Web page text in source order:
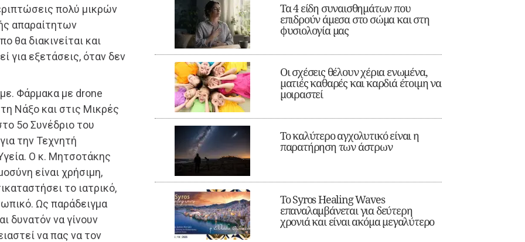
πολύ μικρών
απαραίτητων
θα διακινείται και
για εξετάσεις, όταν δεν
Φάρμακα με drone
Νάξο και στις Μικρές
5ο Συνέδριο του
την Τεχνητή
Ο κ. Μητσοτάκης
είναι χρήσιμη,
το ιατρικό,
Ως παράδειγμα
δυνατόν να γίνουν
να πας να τον
Τα 4 είδη συναισθημάτων που
επιδρούν άμεσα στο σώμα και στη
φυσιολογία μας
Οι σχέσεις θέλουν χέρια ενωμένα,
ματιές καθαρές και καρδιά έτοιμη να
μοιραστεί
Το καλύτερο αγχολυτικό είναι η
παρατήρηση των άστρων
Το Syros Healing Waves
επαναλαμβάνεται για δεύτερη
χρονιά και είναι ακόμα μεγαλύτερο